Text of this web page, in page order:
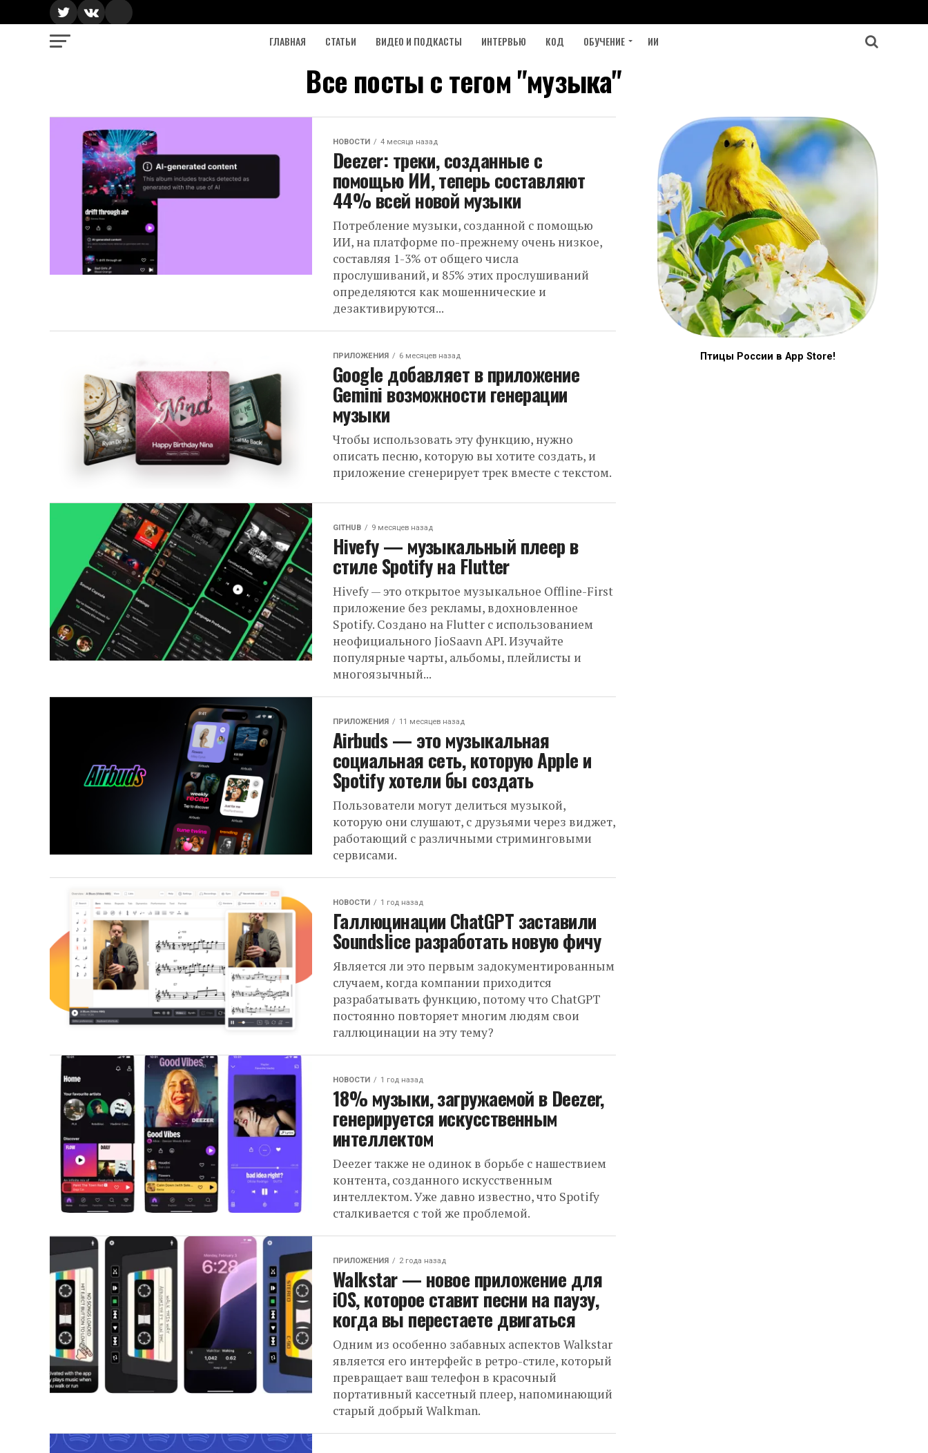
ГЛАВНАЯ СТАТЬИ ВИДЕО И ПОДКАСТЫ ИНТЕРВЬЮ КОД ОБУЧЕНИЕ ИИ
Все посты с тегом "музыка"
НОВОСТИ 4 месяца назад
Deezer: треки, созданные с
помощью ИИ, теперь составляют
44% всей новой музыки
Потребление музыки, созданной с помощью
ИИ, на платформе по-прежнему очень низкое,
составляя 1-3% от общего числа
прослушиваний, и 85% этих прослушиваний
определяются как мошеннические и
дезактивируются...
ПРИЛОЖЕНИЯ 6 месяцев назад
Google добавляет в приложение
Gemini возможности генерации
музыки
Чтобы использовать эту функцию, нужно
описать песню, которую вы хотите создать, и
приложение сгенерирует трек вместе с текстом.
GITHUB 9 месяцев назад
Hivefy — музыкальный плеер в
стиле Spotify на Flutter
Hivefy — это открытое музыкальное Offline-First
приложение без рекламы, вдохновленное
Spotify. Создано на Flutter с использованием
неофициального JioSaavn API. Изучайте
популярные чарты, альбомы, плейлисты и
многоязычный...
ПРИЛОЖЕНИЯ 11 месяцев назад
Airbuds — это музыкальная
социальная сеть, которую Apple и
Spotify хотели бы создать
Пользователи могут делиться музыкой,
которую они слушают, с друзьями через виджет,
работающий с различными стриминговыми
сервисами.
НОВОСТИ 1 год назад
Галлюцинации ChatGPT заставили
Soundslice разработать новую фичу
Является ли это первым задокументированным
случаем, когда компании приходится
разрабатывать функцию, потому что ChatGPT
постоянно повторяет многим людям свои
галлюцинации на эту тему?
НОВОСТИ 1 год назад
18% музыки, загружаемой в Deezer,
генерируется искусственным
интеллектом
Deezer также не одинок в борьбе с нашествием
контента, созданного искусственным
интеллектом. Уже давно известно, что Spotify
сталкивается с той же проблемой.
ПРИЛОЖЕНИЯ 2 года назад
Walkstar — новое приложение для
iOS, которое ставит песни на паузу,
когда вы перестаете двигаться
Одним из особенно забавных аспектов Walkstar
является его интерфейс в ретро-стиле, который
превращает ваш телефон в красочный
портативный кассетный плеер, напоминающий
старый добрый Walkman.
Птицы России в App Store!